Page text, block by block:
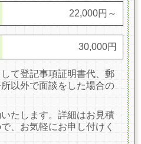
22,000円～
30,000円
して登記事項証明書代、郵
以外で面談をした場合の
たします。詳細はお見積
、お気軽にお申し付けく